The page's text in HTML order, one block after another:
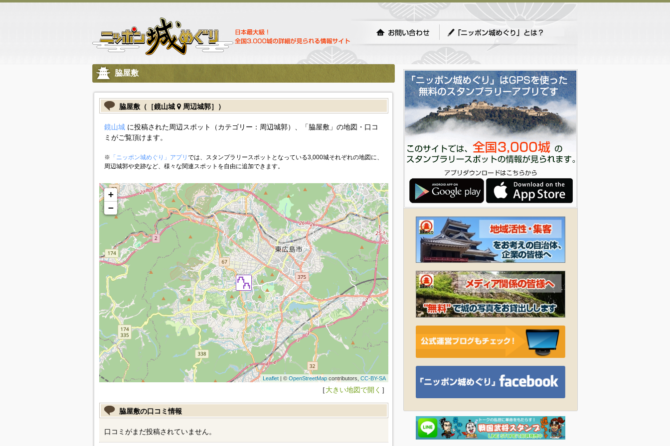
脇屋敷
脇屋敷（［鏡山城 周辺城郭］）
鏡山城に投稿された周辺スポット（カテゴリー：周辺城郭）、「脇屋敷」の地図・口コ
ミがご覧頂けます。
※ 「ニッポン城めぐり」アプリ では、スタンプラリースポットとなっている3,000城それぞれの地図に、
周辺城郭や史跡など、様々な関連スポットを自由に追加できます。
+
−
Leaflet| © OpenStreetMapcontributors, CC-BY-SA
［大きい地図で開く ］
脇屋敷の口コミ情報
口コミがまだ投稿されていません。